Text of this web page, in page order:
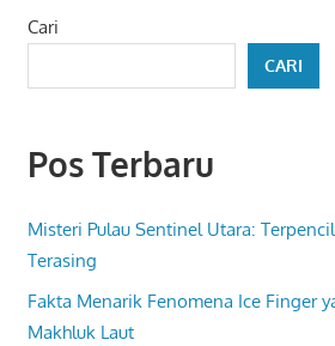
Cari
CARI
Pos Terbaru
Misteri Pulau Sentinel Utara:
Terasing
Fakta Menarik Fenomena Ice Finger
Makhluk Laut